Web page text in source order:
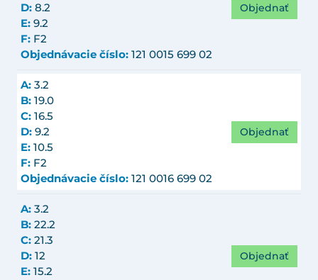
D: 8.2
E: 9.2
F: F2
Objednávacie číslo: 121 0015 699 02
Objednať
A: 3.2
B: 19.0
C: 16.5
D: 9.2
E: 10.5
F: F2
Objednávacie číslo: 121 0016 699 02
Objednať
A: 3.2
B: 22.2
C: 21.3
D: 12
E: 15.2
Objednať